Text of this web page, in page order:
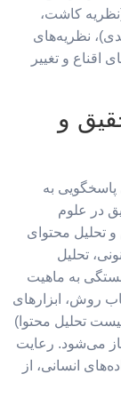
(نظریه کاشت،
نظریه‌های
و تغییر
و
به
در علوم
و تحلیل محتوای
تحلیل
به ماهیت
روش، ابزارهای
تحلیل محتوا)
می‌شود. رعایت
انسانی، از